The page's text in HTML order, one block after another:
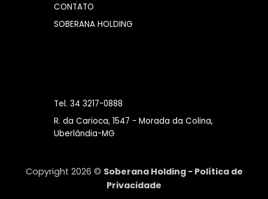
CONTATO
SOBERANA HOLDING
Tel. 34 3217-0888
R. da Carioca, 1547 - Morada da Colina,
Uberlândia-MG
Copyright 2026 © Soberana Holding - Política de
Privacidade